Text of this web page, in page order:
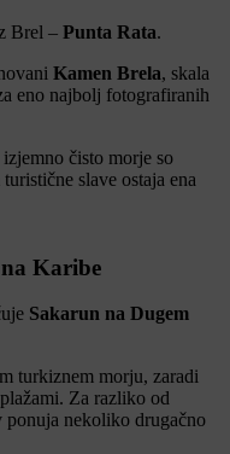
Brel – Punta Rata.
Kamen Brela, skala
eno najbolj fotografiranih
čisto morje so
slave ostaja ena
Karibe
Sakarun na Dugem
turkiznem morju, zaradi
Za razliko od
nekoliko drugačno